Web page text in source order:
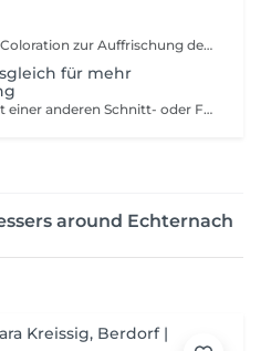
Ammoniakfreie, schonende Coloration zur Auffrischung des Haaransatzes oder zur Grauhaar Abdeckung. Anschließendes Pflege-Treatment mit entspannender Kopfmassage und Styling inklusive.
für mehr
Diese Behandlung ist nur mit einer anderen Schnitt- oder Farbbehandlung buchbar.
around Echternach